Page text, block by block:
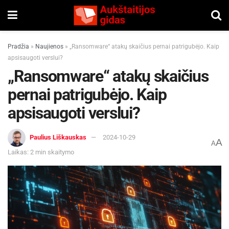
Pradžia » Naujienos » „Ransomware“ atakų skaičius pernai patrigubėjo. Kaip
apsisaugoti verslui?
„Ransomware“ atakų skaičius
pernai patrigubėjo. Kaip
apsisaugoti verslui?
Paulius Liškauskas
2024-10-29
Laikas: 2 min skaitymo
AA